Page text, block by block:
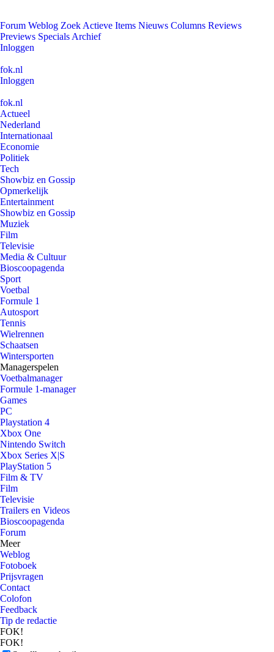
Forum Weblog Zoek Actieve Items Nieuws Columns Reviews
Previews Specials Archief
Inloggen
fok.nl
Inloggen
fok.nl
Actueel
Nederland
Internationaal
Economie
Politiek
Tech
Showbiz en Gossip
Opmerkelijk
Entertainment
Showbiz en Gossip
Muziek
Film
Televisie
Media & Cultuur
Bioscoopagenda
Sport
Voetbal
Formule 1
Autosport
Tennis
Wielrennen
Schaatsen
Wintersporten
Managerspelen
Voetbalmanager
Formule 1-manager
Games
PC
Playstation 4
Xbox One
Nintendo Switch
Xbox Series X|S
PlayStation 5
Film & TV
Film
Televisie
Trailers en Videos
Bioscoopagenda
Forum
Meer
Weblog
Fotoboek
Prijsvragen
Contact
Colofon
Feedback
Tip de redactie
FOK!
FOK!